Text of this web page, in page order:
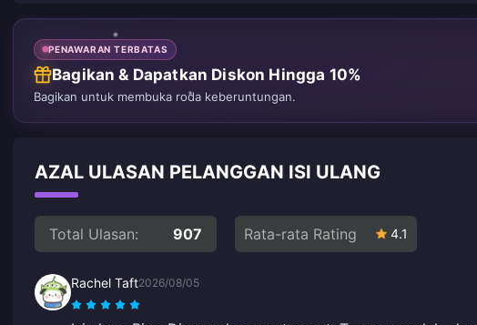
PENAWARAN TERBATAS
Bagikan & Dapatkan Diskon Hingga 10%
Bagikan untuk membuka roda keberuntungan.
AZAL ULASAN PELANGGAN ISI ULANG
Total Ulasan: 907 Rata-rata Rating 4.1
Rachel Taft2026/08/05